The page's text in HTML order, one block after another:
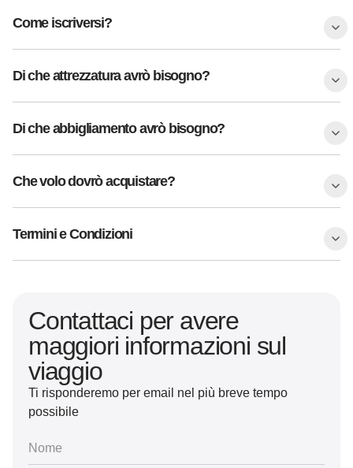
Come iscriversi?
Di che attrezzatura avrò bisogno?
Di che abbigliamento avrò bisogno?
Che volo dovrò acquistare?
Termini e Condizioni
Contattaci per avere
maggiori informazioni sul
viaggio
Ti risponderemo per email nel più breve tempo
possibile